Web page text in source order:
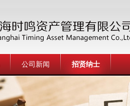
公司新闻 招贤纳士